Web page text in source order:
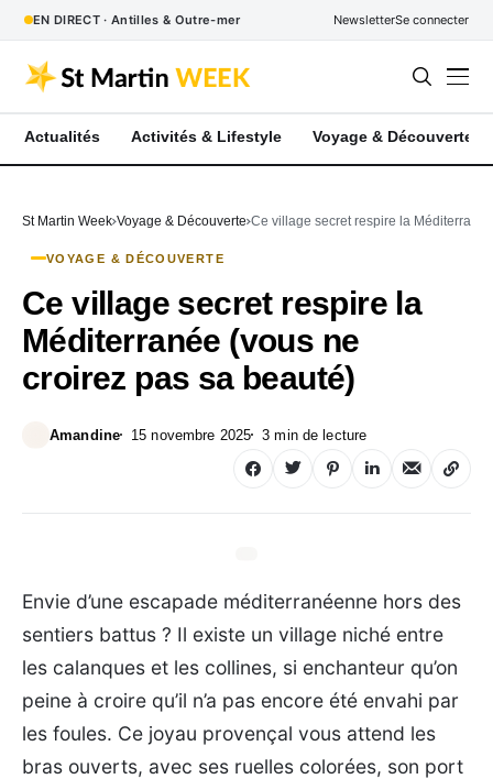
EN DIRECT · Antilles & Outre-mer NewsletterSe connecter
Actualités Activités & Lifestyle Voyage & Découverte
St Martin Week Voyage & Découverte Ce village secret respire la
VOYAGE & DÉCOUVERTE
Ce village secret respire la
Méditerranée (vous ne
croirez pas sa beauté)
Amandine 15 novembre 2025 3 min de lecture
Envie d’une escapade méditerranéenne hors des
sentiers battus ? Il existe un village niché entre
les calanques et les collines, si enchanteur qu’on
peine à croire qu’il n’a pas encore été envahi par
les foules. Ce joyau provençal vous attend les
bras ouverts, avec ses ruelles colorées, son port